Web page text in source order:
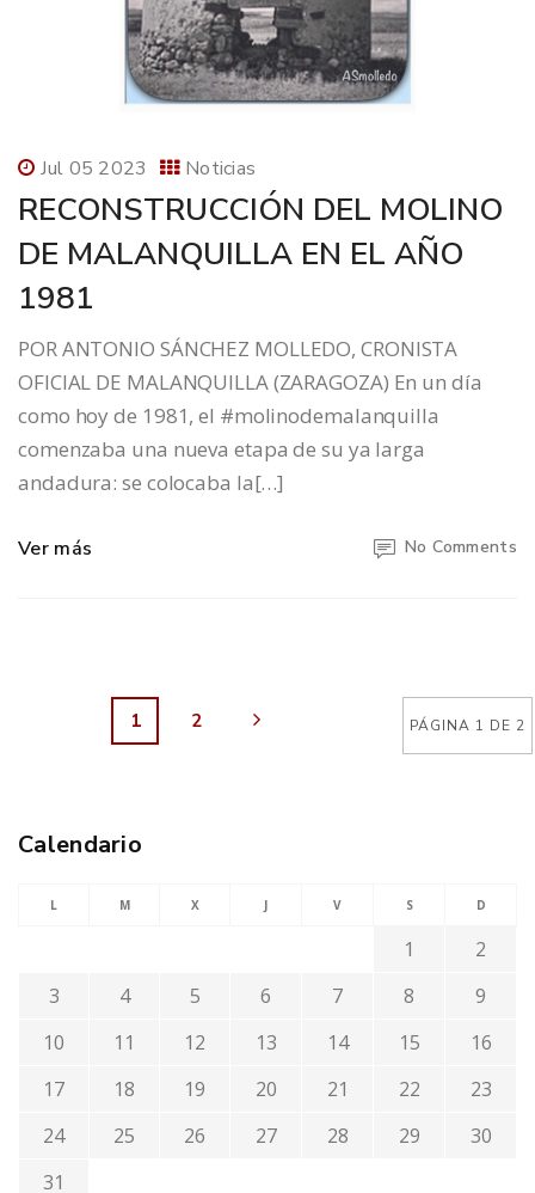
Jul 05 2023 Noticias
RECONSTRUCCIÓN DEL MOLINO
DE MALANQUILLA EN EL AÑO
1981
POR ANTONIO SÁNCHEZ MOLLEDO, CRONISTA
OFICIAL DE MALANQUILLA (ZARAGOZA) En un día
como hoy de 1981, el #molinodemalanquilla
comenzaba una nueva etapa de su ya larga
andadura: se colocaba la[…]
Ver más No Comments
PÁGINA 1 DE 2
1 2
Calendario
L M X J V S D
1
2
3
4 5 6 7 8
9
10
11 12 13 14 15
16
17
18 19 20 21 22
23
24
25 26 27 28 29
30
31